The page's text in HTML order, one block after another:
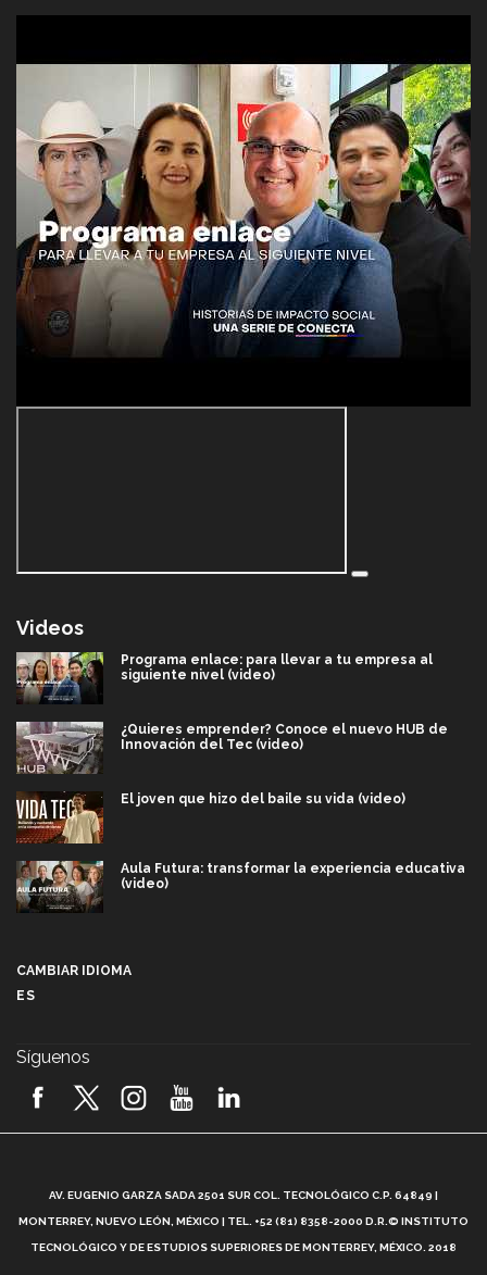
Videos
Programa enlace: para llevar a tu empresa al
siguiente nivel (video)
¿Quieres emprender? Conoce el nuevo HUB de
Innovación del Tec (video)
El joven que hizo del baile su vida (video)
Aula Futura: transformar la experiencia educativa
(video)
2026! (video)
¿Cómo es el Modelo Educativo Tec? (video)
CAMBIAR IDIOMA
ES
Síguenos
AV. EUGENIO GARZA SADA 2501 SUR COL. TECNOLÓGICO C.P. 64849 |
MONTERREY, NUEVO LEÓN, MÉXICO | TEL. +52 (81) 8358-2000 D.R.© INSTITUTO
TECNOLÓGICO Y DE ESTUDIOS SUPERIORES DE MONTERREY, MÉXICO. 2018